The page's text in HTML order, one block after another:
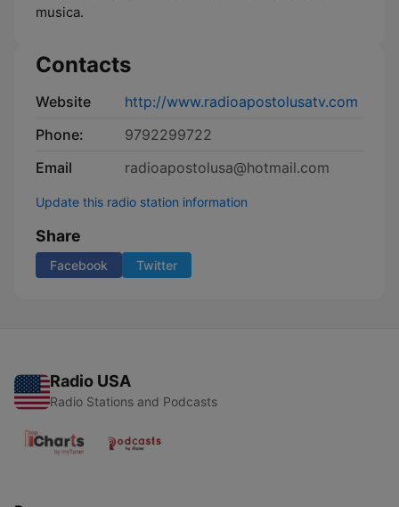
musica.
Contacts
Website
http://www.radioapostolusatv.com
Phone:
9792299722
Email
radioapostolusa@hotmail.com
Update this radio station information
Share
Facebook Twitter
Radio USA
Radio Stations and Podcasts